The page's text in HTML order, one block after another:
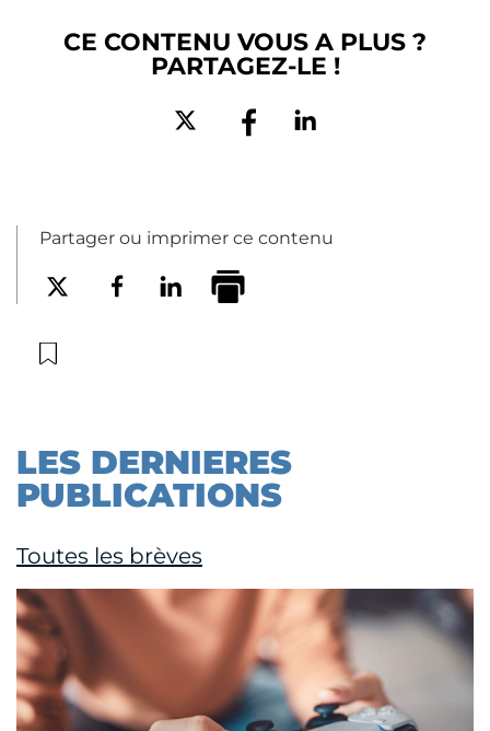
CE CONTENU VOUS A PLUS ?
PARTAGEZ-LE !
Partager ou imprimer ce contenu
LES DERNIERES
PUBLICATIONS
Toutes les brèves